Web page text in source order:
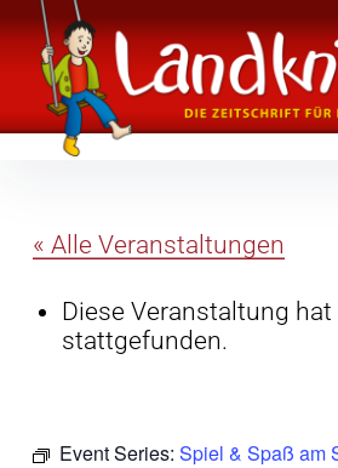
Inhalte
überspringen
Landknirpse – Die
mit
« Alle Veranstaltungen
Diese Veranstaltung
stattgefunden.
Event Series: Spiel & Spaß am